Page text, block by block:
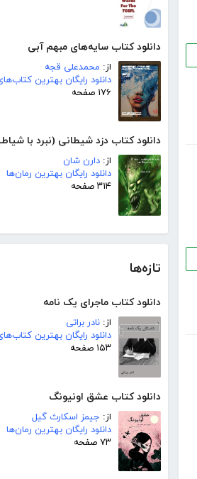
دانلود کتاب سایه‌های مبهم آبی
از: محمدعلی قجه
دانلود رایگان بهترین
۱۷۶ صفحه
دانلود کتاب دزد شیطانی (نبرد با
از: دارن شان
دانلود رایگان بهترین رمان‌ها
۳۱۴ صفحه
تازه‌ها
دانلود کتاب ماجرای یک نامه
از: نادر براتی
دانلود رایگان بهترین
۱۵۳ صفحه
دانلود کتاب عشق اونیونگ
از: جیمز اسکارث گیل
دانلود رایگان بهترین رمان‌ها
۷۳ صفحه